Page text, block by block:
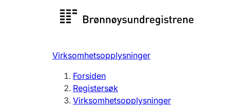
Registersøk
Registrere, endre, slette
Virksomhetsopplysninger
Forsiden
Registersøk
Virksomhetsopplysninger